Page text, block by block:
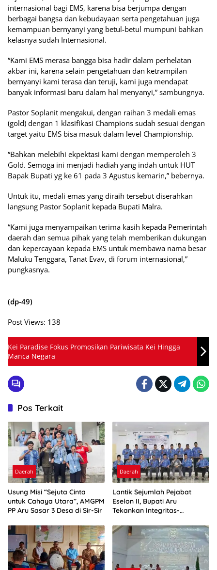
internasional bagi EMS, karena bisa berjumpa dengan
berbagai bangsa dan kebudayaan serta pengetahuan juga
kemampuan bernyanyi yang betul-betul mumpuni bahkan
kelasnya sudah Internasional.
“Kami EMS merasa bangga bisa hadir dalam perhelatan
akbar ini, karena selain pengetahuan dan ketrampilan
bernyanyi kami terasa dan teruji, kami juga mendapat
banyak informasi baru dalam hal menyanyi,” sambungnya.
Pastor Soplanit mengakui, dengan raihan 3 medali emas
(gold) dengan 1 klasifikasi Champions sudah sesuai dengan
target yaitu EMS bisa masuk dalam level Championship.
“Bahkan melebihi ekpektasi kami dengan memperoleh 3
Gold. Semoga ini menjadi hadiah yang indah untuk HUT
Bapak Bupati yg ke 61 pada 3 Agustus kemarin,” bebernya.
Untuk itu, medali emas yang diraih tersebut diserahkan
langsung Pastor Soplanit kepada Bupati Malra.
“Kami juga menyampaikan terima kasih kepada Pemerintah
daerah dan semua pihak yang telah memberikan dukungan
dan kepercayaan kepada EMS untuk membawa nama besar
Maluku Tenggara, Tanat Evav, di forum internasional,”
pungkasnya.
(dp-49)
Post Views: 138
Kei Paradise Fokus Promosikan Pariwisata Kei Hingga
Manca Negara
Pos Terkait
Daerah
Usung Misi “Sejuta Cinta
untuk Cahaya Utara”, AMGPM
PP Aru Sasar 3 Desa di Sir-Sir
Daerah
Lantik Sejumlah Pejabat
Eselon II, Bupati Aru
Tekankan Integritas-